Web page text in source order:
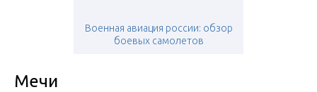
Военная авиация россии: обзор
боевых самолетов
Мечи